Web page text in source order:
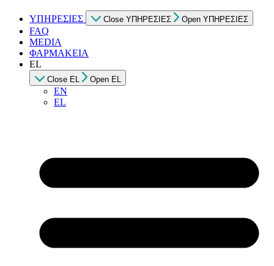
ΥΠΗΡΕΣΙΕΣ Close ΥΠΗΡΕΣΙΕΣ Open ΥΠΗΡΕΣΙΕΣ
FAQ
MEDIA
ΦΑΡΜΑΚΕΙΑ
EL
Close EL Open EL
EN
EL